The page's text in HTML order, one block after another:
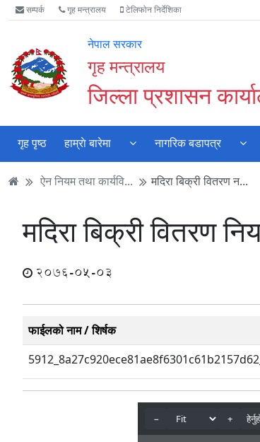
Accessibility
Mode
गर्नुहोस्
मुख्य
सामाग्री
मुख्य
नेभिगेसन
वेबसाइट
खोजमा
सम्पर्क गृह मन्त्रालय टेलिफोन निर्देशिका
नेपाल सरकार
गृह मन्त्रालय
जिल्ला प्रशासन
गृह पृष्ठ हाम्राे बारेमा नागरिक बडापत्र
ऐन नियम तथा कार्यवि... मदिरा बिक्री वितरण न...
मदिरा बिक्री वितरण
2076-05-03
फाईलको नाम / शिर्षक